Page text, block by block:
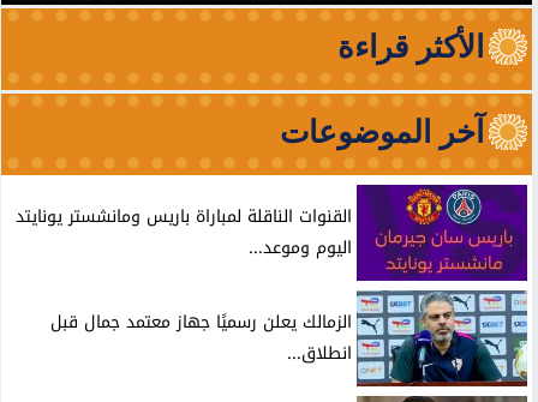
الأكثر قراءة
آخر الموضوعات
القنوات الناقلة لمباراة باريس ومانشستر يونايتد
اليوم وموعد...
الزمالك يعلن رسميًا جهاز معتمد جمال قبل
انطلاق...